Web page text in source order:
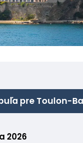
pre Toulon-
2026